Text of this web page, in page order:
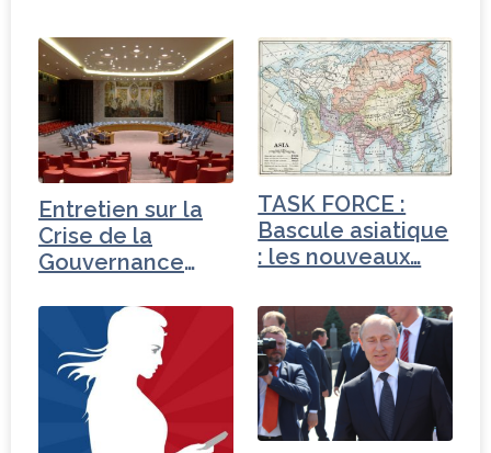
Entretien sur la
Crise de la
Gouvernance
Turquie
TASK FORCE :
Bascule asiatique
: les nouveaux…